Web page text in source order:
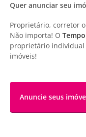
Quer anunciar seu
Proprietário, corretor
Não importa! O
proprietário individual
imóveis!
Anuncie seus